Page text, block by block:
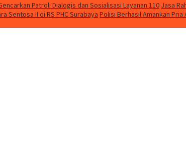
Patroli Dialogis dan Sosialisasi Layanan 110 Jasa
Sentosa II di RS PHC Surabaya Polisi Berhasil Amankan Pria